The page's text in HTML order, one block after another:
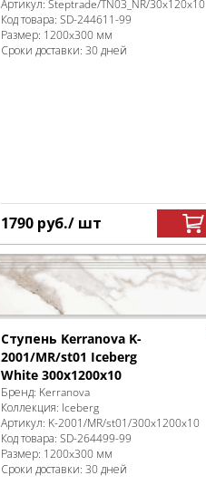
Артикул: Steptrade/TN03_NR/30x120x10
Код товара: SD-244611-99
Размер: 1200x300 мм
Сроки доставки: 30 дней
1790 руб./ шт
Ступень Kerranova K-
2001/MR/st01 Iceberg
White 300x1200x10
Бренд: Kerranova
Коллекция: Iceberg
Артикул: K-2001/MR/st01/300x1200x10
Код товара: SD-264499-99
Размер: 1200x300 мм
Сроки доставки: 30 дней